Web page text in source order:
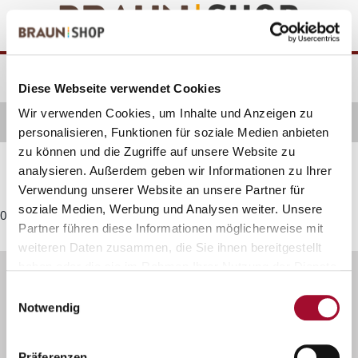
Diese Webseite verwendet Cookies
Wir verwenden Cookies, um Inhalte und Anzeigen zu
personalisieren, Funktionen für soziale Medien anbieten
zu können und die Zugriffe auf unsere Website zu
analysieren. Außerdem geben wir Informationen zu Ihrer
Verwendung unserer Website an unsere Partner für
soziale Medien, Werbung und Analysen weiter. Unsere
Partner führen diese Informationen möglicherweise mit
weiteren Daten zusammen, die Sie ihnen bereitgestellt
Notwendig
Inhalt
springen
Navigationsmenü
springen
Startseite alle Produkte Bäckerei
Gelier-& Bindemittel
Sprühfertig
Sprühfertig
0 Produkte gefunden
(0511) 41 07 - 333